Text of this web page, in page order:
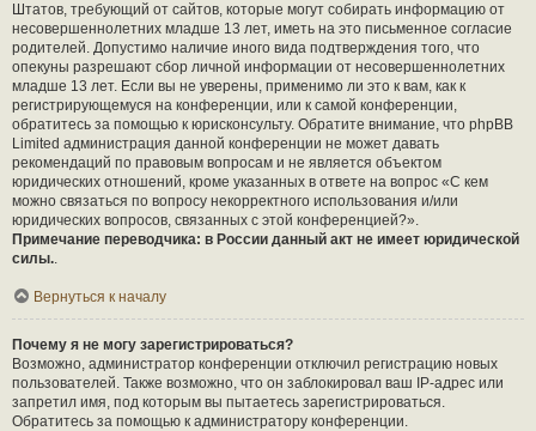
Штатов, требующий от сайтов, которые могут собирать информацию от
несовершеннолетних младше 13 лет, иметь на это письменное согласие
родителей. Допустимо наличие иного вида подтверждения того, что
опекуны разрешают сбор личной информации от несовершеннолетних
младше 13 лет. Если вы не уверены, применимо ли это к вам, как к
регистрирующемуся на конференции, или к самой конференции,
обратитесь за помощью к юрисконсульту. Обратите внимание, что phpBB
Limited администрация данной конференции не может давать
рекомендаций по правовым вопросам и не является объектом
юридических отношений, кроме указанных в ответе на вопрос «С кем
можно связаться по вопросу некорректного использования и/или
юридических вопросов, связанных с этой конференцией?».
Примечание переводчика: в России данный акт не имеет юридической
силы..
Вернуться к началу
Почему я не могу зарегистрироваться?
Возможно, администратор конференции отключил регистрацию новых
пользователей. Также возможно, что он заблокировал ваш IP-адрес или
запретил имя, под которым вы пытаетесь зарегистрироваться.
Обратитесь за помощью к администратору конференции.